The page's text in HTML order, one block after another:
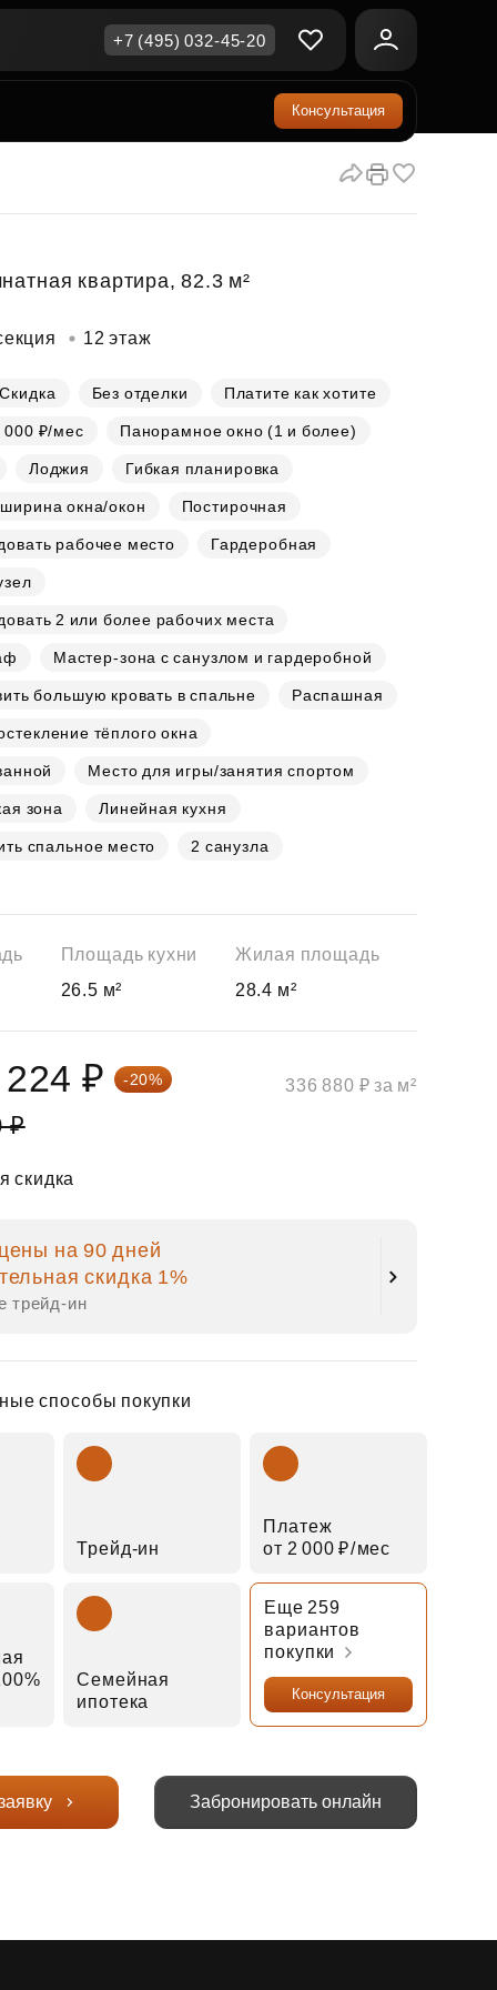
недвижимость
в окружении природы
для роста
и ответы
на популярные вопросы
и скидки
капитал
+7 (495) 032-45-20
Консультация
₽
₽ -20%
скидка
на 90 дней
скидка 1%
трейд‑ин
способы покупки
Трейд‑ин
Платеж
от 2 000 ₽⁠/⁠мес
Семейная
ипотека
Еще 259
вариантов
покупки
Консультация
336 880 ₽ за м²
Забронировать онлайн
квартира, 82.3 м²
12 этаж
Скидка Без отделки Платите как хотите
000 ₽/мес Панорамное окно (1 и более)
Лоджия Гибкая планировка
окна/окон Постирочная
рабочее место Гардеробная
2 или более рабочих места
Мастер-зона с санузлом и гардеробной
большую кровать в спальне Распашная
тёплого окна
Место для игры/занятия спортом
зона Линейная кухня
спальное место 2 санузла
Площадь кухни
26.5 м²
Жилая площадь
28.4 м²